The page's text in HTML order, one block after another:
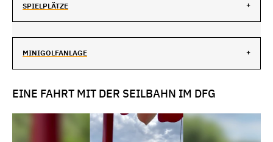
SPIELPLÄTZE
MINIGOLFANLAGE
EINE FAHRT MIT DER SEILBAHN IM DFG